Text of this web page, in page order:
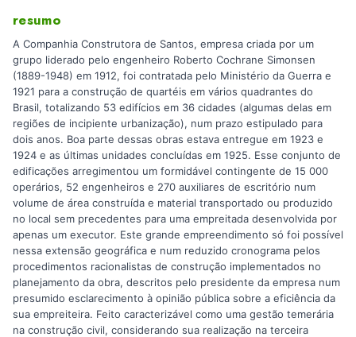
resumo
A Companhia Construtora de Santos, empresa criada por um
grupo liderado pelo engenheiro Roberto Cochrane Simonsen
(1889-1948) em 1912, foi contratada pelo Ministério da Guerra e
1921 para a construção de quartéis em vários quadrantes do
Brasil, totalizando 53 edifícios em 36 cidades (algumas delas em
regiões de incipiente urbanização), num prazo estipulado para
dois anos. Boa parte dessas obras estava entregue em 1923 e
1924 e as últimas unidades concluídas em 1925. Esse conjunto de
edificações arregimentou um formidável contingente de 15 000
operários, 52 engenheiros e 270 auxiliares de escritório num
volume de área construída e material transportado ou produzido
no local sem precedentes para uma empreitada desenvolvida por
apenas um executor. Este grande empreendimento só foi possível
nessa extensão geográfica e num reduzido cronograma pelos
procedimentos racionalistas de construção implementados no
planejamento da obra, descritos pelo presidente da empresa num
presumido esclarecimento à opinião pública sobre a eficiência da
sua empreiteira. Feito caracterizável como uma gestão temerária
na construção civil, considerando sua realização na terceira